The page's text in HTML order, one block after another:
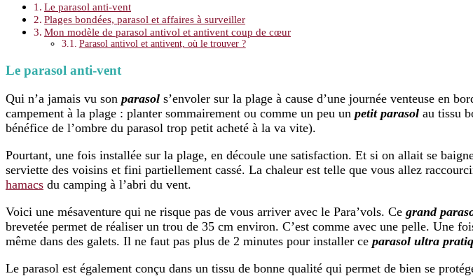
Le parasol anti-vent
Plages bondées, parasol et affaires à surveiller
Mon modèle de parasol antivol et antivent coup de cœur
Parasol antivol et antivent, où le trouver ?
Le parasol anti-vent
Qui n’a jamais vu son parasol s’envoler sur la plage à cause d’une journée venteuse en
campement à la plage : planter sommairement ou comme un peu un petit parasol au tissu
bénéfice de l’ombre du parasol trop petit acheté à la va vite).
Pourtant, une fois installée sur la plage, en découle une satisfaction. Et si on allait se
serviette des voisins et fini partiellement cassé. La chaleur est telle que vous allez
hamacs du camping à l’abri du vent.
Voici une mésaventure qui ne risque pas de vous arriver avec le Para’vols. Ce grand
brevetée permet de réaliser un trou de 35 cm environ. C’est comme avec une pelle. Une
même dans des galets. Il ne faut pas plus de 2 minutes pour installer ce parasol ultra
Le parasol est également conçu dans un tissu de bonne qualité qui permet de bien se